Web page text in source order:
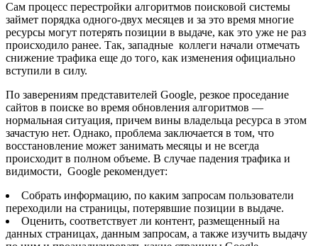
Сам процесс перестройки алгоритмов поисковой системы
займет порядка одного-двух месяцев и за это время многие
ресурсы могут потерять позиции в выдаче, как это уже не раз
происходило ранее. Так, западные коллеги начали отмечать
снижение трафика еще до того, как изменения официально
вступили в силу.
По заверениям представителей Google, резкое проседание
сайтов в поиске во время обновления алгоритмов —
нормальная ситуация, причем вины владельца ресурса в этом
зачастую нет. Однако, проблема заключается в том, что
восстановление может занимать месяцы и не всегда
происходит в полном объеме. В случае падения трафика и
видимости, Google рекомендует:
Собрать информацию, по каким запросам пользователи
переходили на страницы, потерявшие позиции в выдаче.
Оценить, соответствует ли контент, размещенный на
данных страницах, данным запросам, а также изучить выдачу